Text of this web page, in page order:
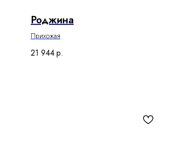
Роджина
Прихожая
21 944р.